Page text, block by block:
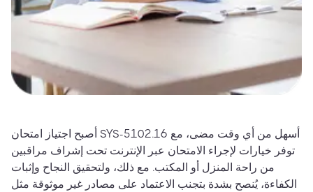
أصبح اجتياز امتحان SYS-5102.16 أسهل من أي وقت مضى، مع
توفر خيارات لإجراء الامتحان عبر الإنترنت تحت إشراف مراقبين
من راحة المنزل أو المكتب. مع ذلك، ولتحقيق النجاح وإثبات
الكفاءة، يُنصح بشدة بتجنب الاعتماد على مصادر غير موثوقة مثل